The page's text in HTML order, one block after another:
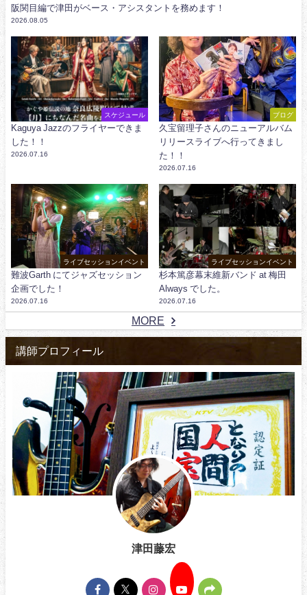
阪関目編で津田がベース・アシスタントを務めます！
2026.08.05
スケジュール
Kaguya Jazzのフライヤーできま
した！！
2026.07.16
ブログ
久宝留理子さんのニューアルバム
リリースライブへ行ってきまし
た！！
2026.07.16
ライブセッションイベント
難波Garth にてジャズセッション
企画でした！
2026.07.16
ライブセッションイベント
杉本篤彦幕末維新バンド at 梅田
Always でした。
2026.07.16
MORE
講師プロフィール
津田藤宏